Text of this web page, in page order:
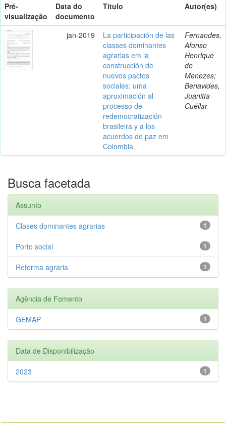
Pré-
visualização
Data do
documento
Título Autor(es)
jan-2019
La participación de las
classes dominantes
agrarias em la
construcción de
nuevos pactos
sociales: uma
aproximación al
processo de
redemocratización
brasileira y a los
acuerdos de paz em
Colombia.
Fernandes,
Afonso
Henrique
de
Menezes;
Benavides,
Juanitta
Cuéllar
Busca facetada
Assunto
1
Clases dominantes agrarias
1
Porto social
1
Reforma agraria
Agência de Fomento
1
GEMAP
Data de Disponibilização
1
2023